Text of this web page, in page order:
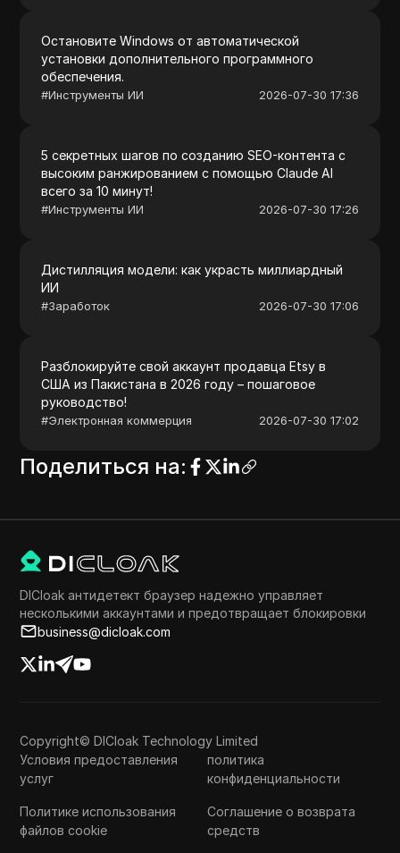
Остановите Windows от автоматической
установки дополнительного программного
обеспечения.
#Инструменты ИИ 2026-07-30 17:36
5 секретных шагов по созданию SEO-контента с
высоким ранжированием с помощью Claude AI
всего за 10 минут!
#Инструменты ИИ 2026-07-30 17:26
Дистилляция модели: как украсть миллиардный
ИИ
#Заработок 2026-07-30 17:06
Разблокируйте свой аккаунт продавца Etsy в
США из Пакистана в 2026 году – пошаговое
руководство!
#Электронная коммерция 2026-07-30 17:02
Поделиться на:
DICloak антидетект браузер надежно управляет
несколькими аккаунтами и предотвращает блокировки
business@dicloak.com
Copyright© DICloak Technology Limited
Условия предоставления
услуг
политика
конфиденциальности
Политике использования
файлов cookie
Соглашение о возврата
средств